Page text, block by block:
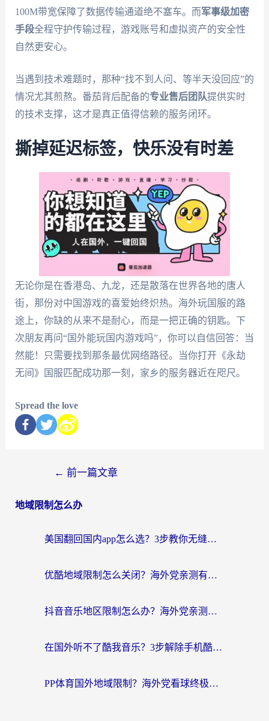
100M带宽保障了数据传输通道绝不塞车。而军事级加密
手段全程守护传输过程，游戏账号和虚拟资产的安全性
自然更安心。
当遇到技术难题时，那种“找不到人问、等半天没回应”的
情况尤其煎熬。番茄背后配备的专业售后团队提供实时
的技术支撑，这才是真正值得信赖的服务闭环。
撕掉延迟标签，快乐没有时差
无论你是在香港岛、九龙，还是散落在世界各地的唐人
街，那份对中国游戏的喜爱始终炽热。海外玩国服的路
途上，你缺的从来不是耐心，而是一把正确的钥匙。下
次朋友再问“国外能玩国内游戏吗”，你可以自信回答：当
然能！只需要找到那条最优网络路径。当你打开《永劫
无间》国服匹配成功那一刻，家乡的服务器近在咫尺。
Spread the love
← 前一篇文章
地域限制怎么办
美国翻回国内app怎么选？3步教你无缝刷剧、登12123、访问国内网站
优酷地域限制怎么关闭？海外党亲测有效的追剧加速器选择指南
抖音音乐地区限制怎么办？海外党亲测有效的听歌自由指南
在国外听不了酷我音乐？3步解除手机酷我音乐海外限制，附实测好用加速器
PP体育国外地域限制？海外党看球终极方案：从欧洲杯到奥运会，中文解说不卡顿！